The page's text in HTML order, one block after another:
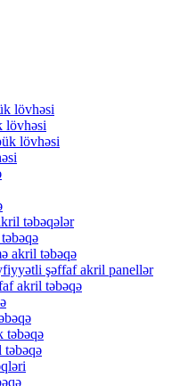
lövhəsi
lövhəsi
lövhəsi
təbəqələr
akril təbəqə
şəffaf akril panellər
akril təbəqə
təbəqə
təbəqə